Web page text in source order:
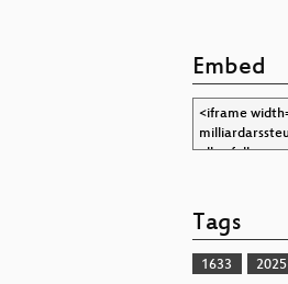
Embed
Tags
1633 2025